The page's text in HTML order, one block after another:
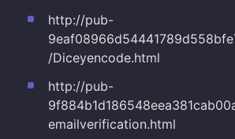
http://pub-
/Diceyencode.html
http://pub-
emailverification.html